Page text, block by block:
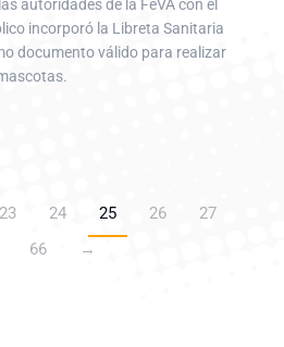
autoridades de la FeVA con el
incorporó la Libreta Sanitaria
documento válido para realizar
23 24 25 26
27
66 →